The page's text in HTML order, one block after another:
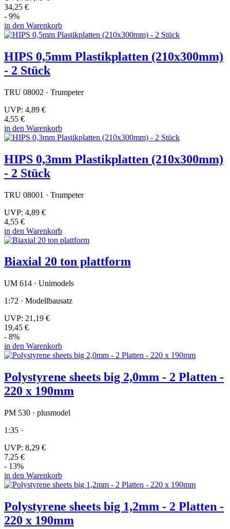
34,25 €
- 9%
in den Warenkorb
HIPS 0,5mm Plastikplatten (210x300mm)
- 2 Stück
TRU 08002 · Trumpeter
UVP: 4,89 €
4,55 €
in den Warenkorb
HIPS 0,3mm Plastikplatten (210x300mm)
- 2 Stück
TRU 08001 · Trumpeter
UVP: 4,89 €
4,55 €
in den Warenkorb
Biaxial 20 ton plattform
UM 614 · Unimodels
1:72 · Modellbausatz
UVP: 21,19 €
19,45 €
- 8%
in den Warenkorb
Polystyrene sheets big 2,0mm - 2 Platten -
220 x 190mm
PM 530 · plusmodel
1:35 ·
UVP: 8,29 €
7,25 €
- 13%
in den Warenkorb
Polystyrene sheets big 1,2mm - 2 Platten -
220 x 190mm